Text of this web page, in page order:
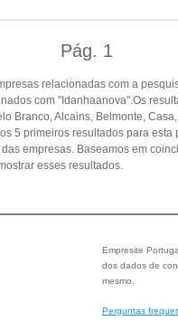
Pág. 1
relacionadas com a
com "Idanhaanova".Os
Branco, Alcains, Belmonte,
5 primeiros resultados para
empresas. Baseamos em
esses resultados.
Empresite
dos dados de
mesmo.
Perguntas